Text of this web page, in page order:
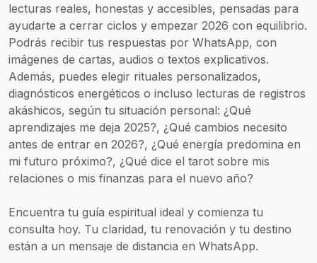
lecturas reales, honestas y accesibles, pensadas para
ayudarte a cerrar ciclos y empezar 2026 con equilibrio.
Podrás recibir tus respuestas por WhatsApp, con
imágenes de cartas, audios o textos explicativos.
Además, puedes elegir rituales personalizados,
diagnósticos energéticos o incluso lecturas de registros
akáshicos, según tu situación personal: ¿Qué
aprendizajes me deja 2025?, ¿Qué cambios necesito
antes de entrar en 2026?, ¿Qué energía predomina en
mi futuro próximo?, ¿Qué dice el tarot sobre mis
relaciones o mis finanzas para el nuevo año?
Encuentra tu guía espiritual ideal y comienza tu
consulta hoy. Tu claridad, tu renovación y tu destino
están a un mensaje de distancia en WhatsApp.